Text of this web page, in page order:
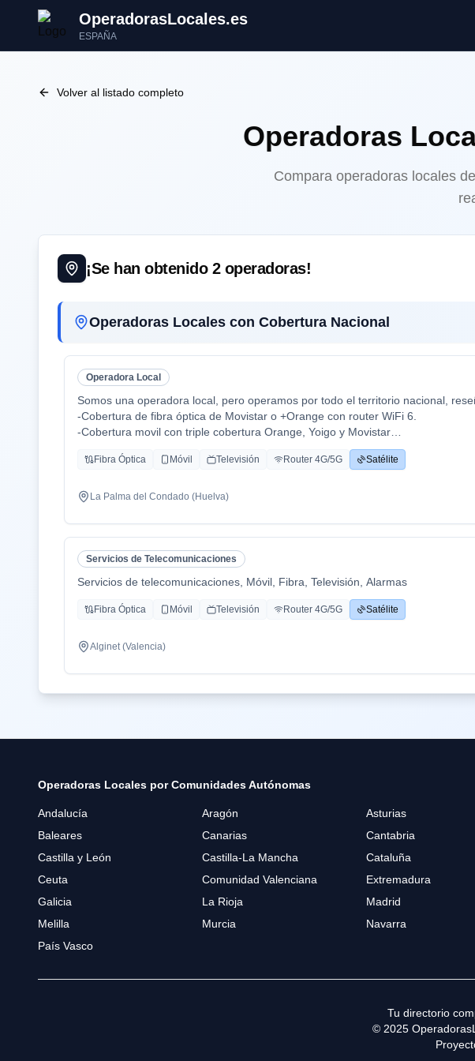
OperadorasLocales.es
ESPAÑA
Volver al listado completo
Operadoras
Compara operadoras locales
¡Se han obtenido 2operadoras!
Operadoras Locales con Cobertura Nacional
Operadora Local
Somos una operadora local, pero operamos por todo el territorio nacional,
-Cobertura de fibra óptica de Movistar o +Orange con router WiFi 6.
-Cobertura movil con triple cobertura Orange, Yoigo y Movistar
-TV con todo el deporte o con toda la plataformas de cine y series como
Disney+ etc.
-Y donde recalco más a mi cliente la cercanía de mi empresa de tú a tú para
atención al cliente es humana y rapidez en solución de problemas que es lo
Fibra Óptica Móvil Televisión Router 4G/5G Satélite
La Palma del Condado (Huelva)
Servicios de Telecomunicaciones
Servicios de telecomunicaciones, Móvil, Fibra, Televisión, Alarmas
Fibra Óptica Móvil Televisión Router 4G/5G Satélite
Alginet (Valencia)
Operadoras Locales por Comunidades Autónomas
Andalucía Aragón
Asturias
Baleares
Canarias
Cantabria
Castilla y León
Castilla-La Mancha
Cataluña
Ceuta
Comunidad Valenciana
Extremadura
Galicia
La Rioja
Madrid
Melilla
Murcia
Navarra
País Vasco
Tu directorio
© 2025